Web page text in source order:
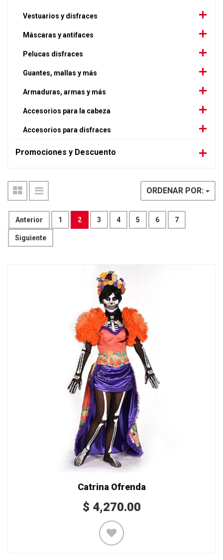
Vestuarios y disfraces
Máscaras y antifaces
Pelucas disfraces
Guantes, mallas y más
Armaduras, armas y más
Accesorios para la cabeza
Accesorios para disfraces
Promociones y Descuento
Anterior 1 2 3 4 5 6 7
Siguiente
ORDENAR POR:
Catrina Ofrenda
$ 4,270.00